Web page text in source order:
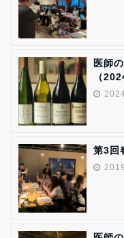
医師
（
第3回